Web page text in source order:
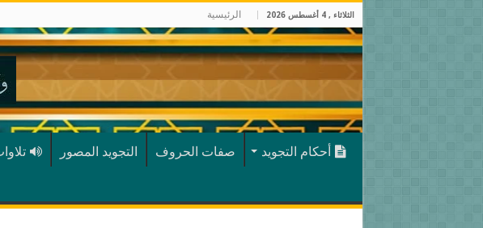
الثلاثاء , 4 أغسطس 2026 الرئيسية
أحكام التجويد صفات الحروف التجويد المصور